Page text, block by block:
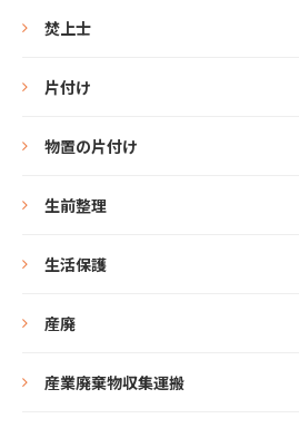
焚上士
片付け
物置の片付け
生前整理
生活保護
産廃
産業廃棄物収集運搬